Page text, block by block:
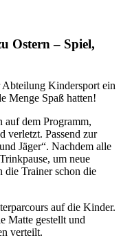
Ostern – Spiel,
Kindersport ein
Menge Spaß hatten!
auf dem Programm,
verletzt. Passend zur
Jäger“. Nachdem alle
um neue
die Trainer schon die
auf die Kinder.
Matte gestellt und
verteilt.